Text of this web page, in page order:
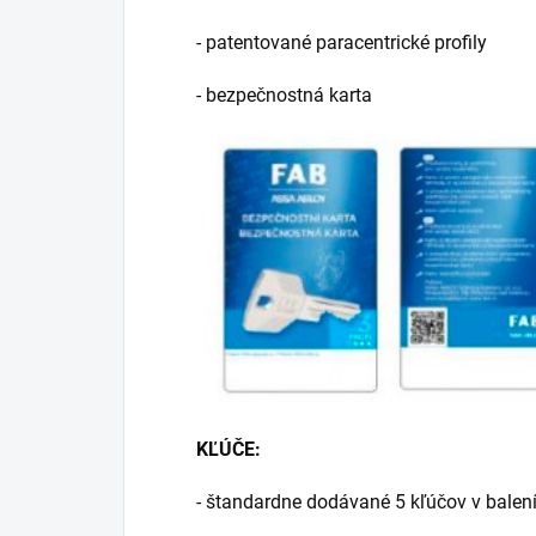
- patentované paracentrické profily
- bezpečnostná karta
KĽÚČE:
- štandardne dodávané 5 kľúčov v balení